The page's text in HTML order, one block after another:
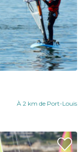
À 2 km de Port-Louis